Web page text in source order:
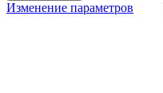
Изменение параметров